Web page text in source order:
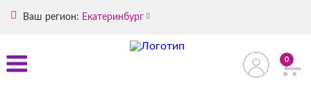
Ваш регион: Екатеринбург
0